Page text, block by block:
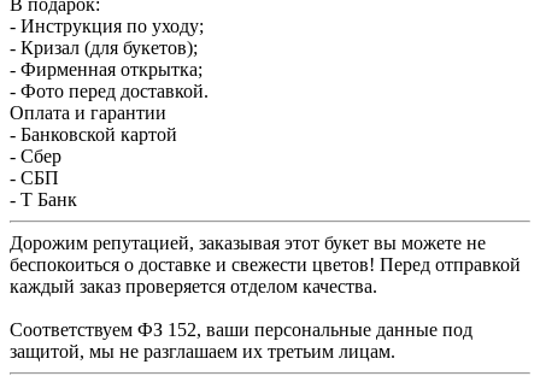
- Инструкция по уходу;
- Кризал (для букетов);
- Фирменная открытка;
- Фото перед доставкой.
Оплата и гарантии
- Банковской картой
- Сбер
- СБП
- Т Банк
Дорожим репутацией, заказывая этот букет вы можете не
беспокоиться о доставке и свежести цветов! Перед отправкой
каждый заказ проверяется отделом качества.
Соответствуем ФЗ 152, ваши персональные данные под
защитой, мы не разглашаем их третьим лицам.